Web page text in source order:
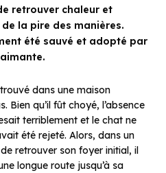
retrouver chaleur et
la pire des manières.
été sauvé et adopté par
dans une maison
Bien qu’il fût choyé, l’absence
terriblement et le chat ne
été rejeté. Alors, dans un
retrouver son foyer initial, il
longue route jusqu’à sa